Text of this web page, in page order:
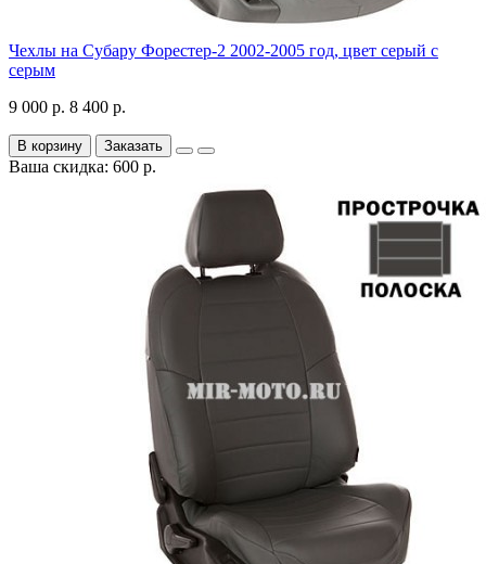
Чехлы на Субару Форестер-2 2002-2005 год, цвет серый с
серым
9 000 р. 8 400 р.
В корзину Заказать
Ваша скидка: 600 р.